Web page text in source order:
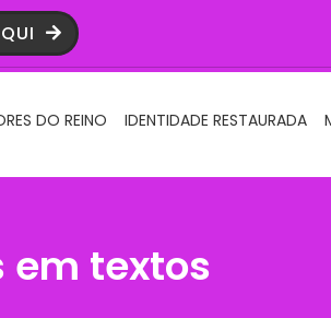
DO REINO IDENTIDADE RESTAURADA
textos